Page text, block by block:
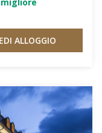
ALLOGGIO